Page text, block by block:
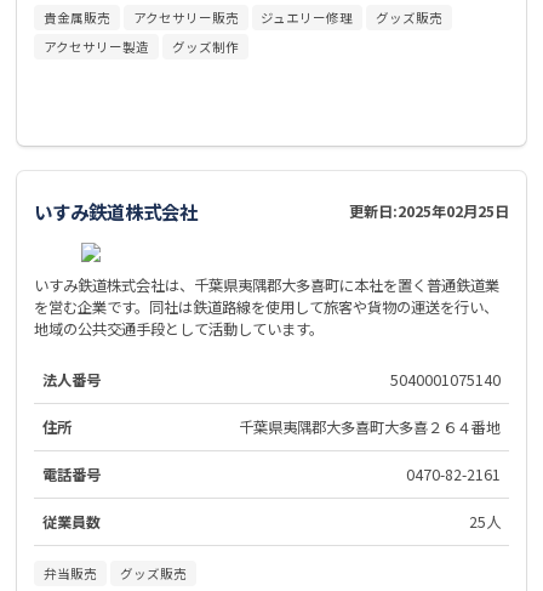
貴金属販売 アクセサリー販売 ジュエリー修理
グッズ販売
アクセサリー製造
グッズ制作
いすみ鉄道株式会社 更新日:2025年02月25日
いすみ鉄道株式会社は、千葉県夷隅郡大多喜町に本社を置く普通鉄道業
を営む企業です。同社は鉄道路線を使用して旅客や貨物の運送を行い、
地域の公共交通手段として活動しています。
法人番号 5040001075140
住所 千葉県夷隅郡大多喜町大多喜２６４番地
電話番号 0470-82-2161
従業員数 25人
弁当販売 グッズ販売